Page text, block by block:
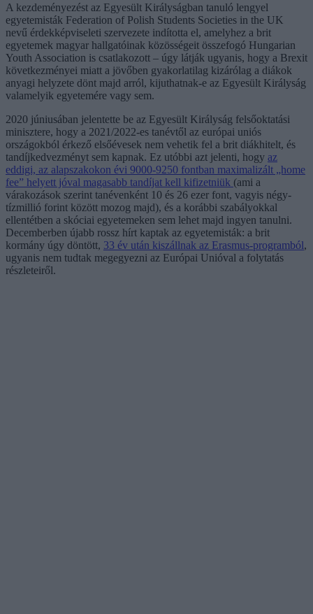
A kezdeményezést az Egyesült Királyságban tanuló lengyel
egyetemisták Federation of Polish Students Societies in the UK
nevű érdekképviseleti szervezete indította el, amelyhez a brit
egyetemek magyar hallgatóinak közösségeit összefogó Hungarian
Youth Association is csatlakozott – úgy látják ugyanis, hogy a Brexit
következményei miatt a jövőben gyakorlatilag kizárólag a diákok
anyagi helyzete dönt majd arról, kijuthatnak-e az Egyesült Királyság
valamelyik egyetemére vagy sem.
2020 júniusában jelentette be az Egyesült Királyság felsőoktatási
minisztere, hogy a 2021/2022-es tanévtől az európai uniós
országokból érkező elsőévesek nem vehetik fel a brit diákhitelt, és
tandíjkedvezményt sem kapnak. Ez utóbbi azt jelenti, hogy az
eddigi, az alapszakokon évi 9000-9250 fontban maximalizált „home
fee” helyett jóval magasabb tandíjat kell kifizetniük (ami a
várakozások szerint tanévenként 10 és 26 ezer font, vagyis négy-
tízmillió forint között mozog majd), és a korábbi szabályokkal
ellentétben a skóciai egyetemeken sem lehet majd ingyen tanulni.
Decemberben újabb rossz hírt kaptak az egyetemisták: a brit
kormány úgy döntött, 33 év után kiszállnak az Erasmus-programból,
ugyanis nem tudtak megegyezni az Európai Unióval a folytatás
részleteiről.